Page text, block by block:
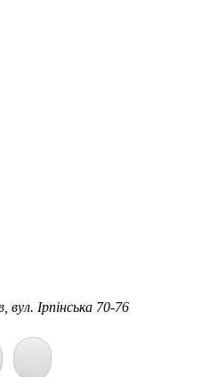
вул. Ірпінська 70-76